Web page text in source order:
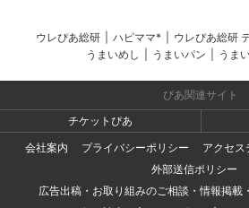
ウレぴあ総研 ハピママ* ウレぴあ総研
うまいめし
うまいパン うま
ぴあ関連サイト
チケットぴあ
会社案内
プライバシーポリシー
アクセス
外部送信ポリシー
広告出稿・お取り組みのご相談・情報掲載